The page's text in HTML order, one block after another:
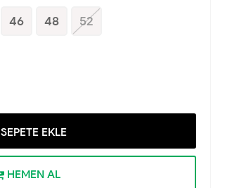
46 48 52
SEPETE EKLE
HEMEN AL